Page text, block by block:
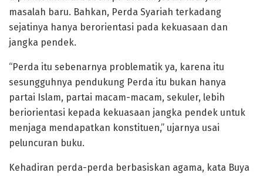
masalah baru. Bahkan, Perda Syariah terkadang
sejatinya hanya berorientasi pada kekuasaan dan
jangka pendek.
“Perda itu sebenarnya problematik ya, karena itu
sesungguhnya pendukung Perda itu bukan hanya
partai Islam, partai macam-macam, sekuler, lebih
beriorientasi kepada kekuasaan jangka pendek untuk
menjaga mendapatkan konstituen,” ujarnya usai
peluncuran buku.
Kehadiran perda-perda berbasiskan agama, kata Buya